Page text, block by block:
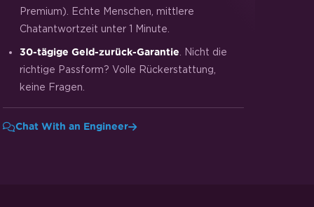
Premium). Echte Menschen, mittlere
Chatantwortzeit unter 1 Minute.
30-tägige Geld-zurück-Garantie . Nicht die
richtige Passform? Volle Rückerstattung,
keine Fragen.
Chat With an Engineer